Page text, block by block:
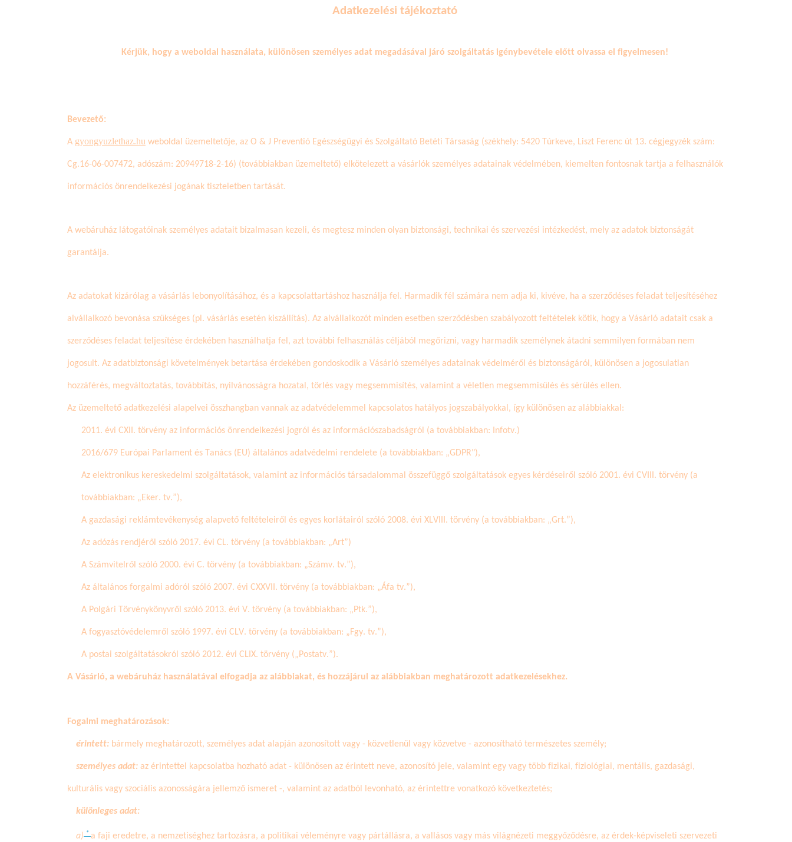
Adatkezelési tájékoztató
Kérjük, hogy a weboldal használata, különösen személyes adat megadásával járó szolgáltatás igénybevétele előtt olvassa el figyelmesen!
Bevezető:
A gyongyuzlethaz.hu weboldal üzemeltetője, az O & J Preventió Egészségügyi és Szolgáltató Betéti Társaság (székhely: 5420 Túrkeve, Liszt Ferenc út 13. cégjegyzék szám:
Cg.16-06-007472, adószám: 20949718-2-16) (továbbiakban üzemeltető) elkötelezett a vásárlók személyes adatainak védelmében, kiemelten fontosnak tartja a felhasználók
információs önrendelkezési jogának tiszteletben tartását.
A webáruház látogatóinak személyes adatait bizalmasan kezeli, és megtesz minden olyan biztonsági, technikai és szervezési intézkedést, mely az adatok biztonságát
garantálja.
Az adatokat kizárólag a vásárlás lebonyolításához, és a kapcsolattartáshoz használja fel. Harmadik fél számára nem adja ki, kivéve, ha a szerződéses feladat teljesítéséhez
alvállalkozó bevonása szükséges (pl. vásárlás esetén kiszállítás). Az alvállalkozót minden esetben szerződésben szabályozott feltételek kötik, hogy a Vásárló adatait csak a
szerződéses feladat teljesítése érdekében használhatja fel, azt további felhasználás céljából megőrizni, vagy harmadik személynek átadni semmilyen formában nem
jogosult. Az adatbiztonsági követelmények betartása érdekében gondoskodik a Vásárló személyes adatainak védelméről és biztonságáról, különösen a jogosulatlan
hozzáférés, megváltoztatás, továbbítás, nyilvánosságra hozatal, törlés vagy megsemmisítés, valamint a véletlen megsemmisülés és sérülés ellen.
Az üzemeltető adatkezelési alapelvei összhangban vannak az adatvédelemmel kapcsolatos hatályos jogszabályokkal, így különösen az alábbiakkal:
2011. évi CXII. törvény az információs önrendelkezési jogról és az információszabadságról (a továbbiakban: Infotv.)
2016/679 Európai Parlament és Tanács (EU) általános adatvédelmi rendelete (a továbbiakban: „GDPR"),
Az elektronikus kereskedelmi szolgáltatások, valamint az információs társadalommal összefüggő szolgáltatások egyes kérdéseiről szóló 2001. évi CVIII. törvény (a
továbbiakban: „Eker. tv.”),
A gazdasági reklámtevékenység alapvető feltételeiről és egyes korlátairól szóló 2008. évi XLVIII. törvény (a továbbiakban: „Grt.”),
Az adózás rendjéről szóló 2017. évi CL. törvény (a továbbiakban: „Art”)
A Számvitelről szóló 2000. évi C. törvény (a továbbiakban: „Számv. tv.”),
Az általános forgalmi adóról szóló 2007. évi CXXVII. törvény (a továbbiakban: „Áfa tv.”),
A Polgári Törvénykönyvről szóló 2013. évi V. törvény (a továbbiakban: „Ptk.”),
A fogyasztóvédelemről szóló 1997. évi CLV. törvény (a továbbiakban: „Fgy. tv.”),
A postai szolgáltatásokról szóló 2012. évi CLIX. törvény („Postatv.”).
A Vásárló, a webáruház használatával elfogadja az alábbiakat, és hozzájárul az alábbiakban meghatározott adatkezelésekhez.
Fogalmi meghatározások:
érintett: bármely meghatározott, személyes adat alapján azonosított vagy - közvetlenül vagy közvetve - azonosítható természetes személy;
személyes adat: az érintettel kapcsolatba hozható adat - különösen az érintett neve, azonosító jele, valamint egy vagy több fizikai, fiziológiai, mentális, gazdasági,
kulturális vagy szociális azonosságára jellemző ismeret -, valamint az adatból levonható, az érintettre vonatkozó következtetés;
különleges adat:
a) * a faji eredetre, a nemzetiséghez tartozásra, a politikai véleményre vagy pártállásra, a vallásos vagy más világnézeti meggyőződésre, az érdek-képviseleti szervezeti